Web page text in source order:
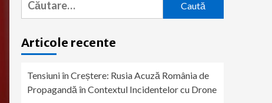
după:
Articole recente
Tensiuni în Creștere: Rusia Acuză România de
Propagandă în Contextul Incidentelor cu Drone